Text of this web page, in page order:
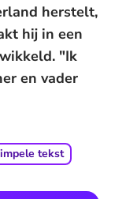
herstelt,
hij in een
"Ik
en vader
tekst